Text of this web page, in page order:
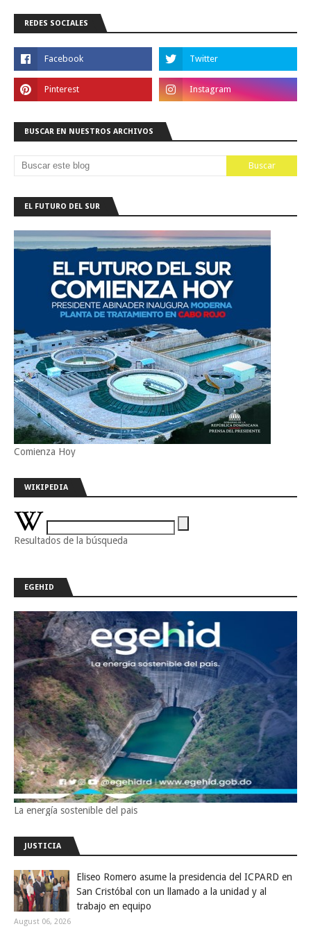
REDES SOCIALES
BUSCAR EN NUESTROS ARCHIVOS
EL FUTURO DEL SUR
Comienza Hoy
WIKIPEDIA
Resultados de la búsqueda
EGEHID
La energía sostenible del pais
JUSTICIA
Eliseo Romero asume la presidencia del ICPARD en
San Cristóbal con un llamado a la unidad y al
trabajo en equipo
August 06, 2026